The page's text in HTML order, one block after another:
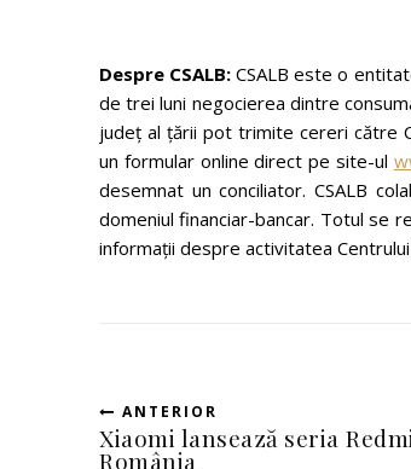
Despre CSALB:CSALB este o
de trei luni negocierea dintre
județ al țării pot trimite cereri către
un formular online direct pe site-ul
desemnat un conciliator. CSALB
domeniul financiar-bancar. Totul se
informații despre activitatea
ANTERIOR
Xiaomi lansează seria
România